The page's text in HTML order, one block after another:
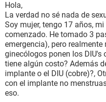
BIENESTAR
SEXUALIDAD
GLOSARIO
Hola,
La verdad no sé nada de
Soy mujer, tengo 17 años,
comenzado. He tomado 3
emergencia), pero
ginecólogos ponen los
tiene algún costo? Además
implante o el DIU (cobre)?,
con el implante no
eso.